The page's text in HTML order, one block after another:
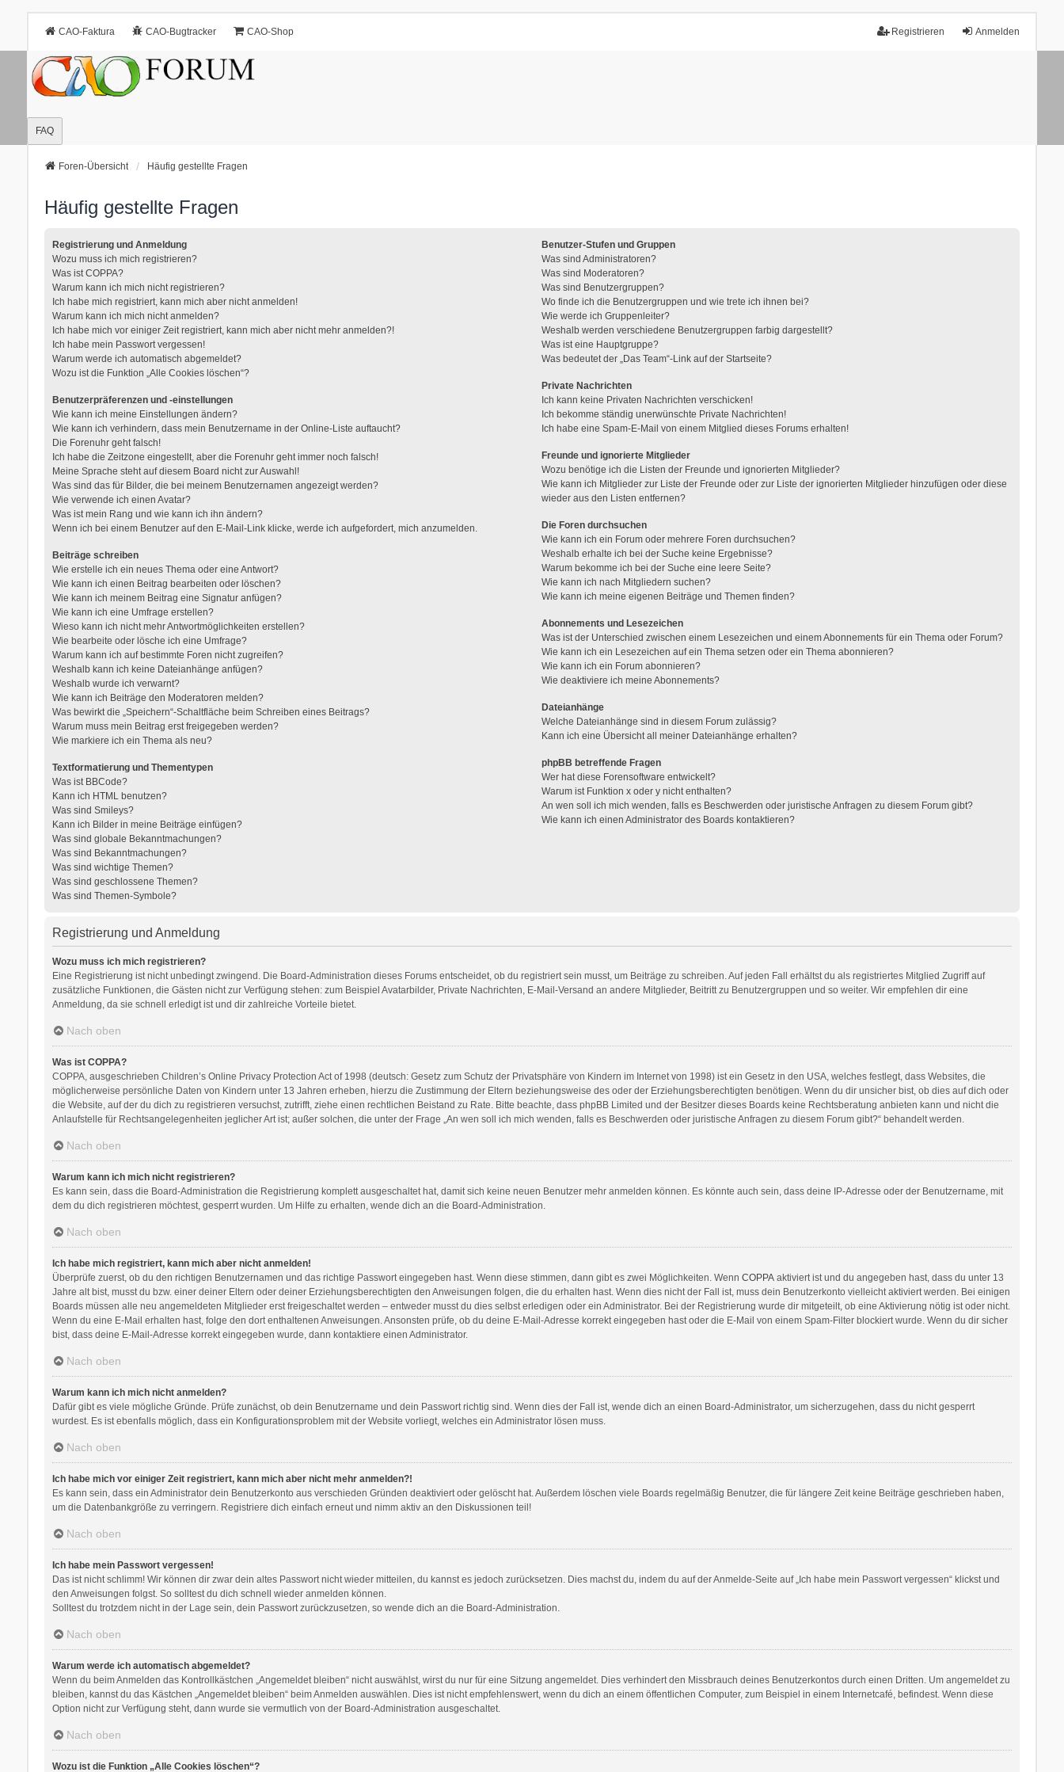
Anmelden
Registrieren
CAO-Faktura CAO-Bugtracker CAO-Shop
FAQ
Foren-Übersicht Häufig gestellte Fragen
Häufig gestellte Fragen
Registrierung und Anmeldung
Wozu muss ich mich registrieren?
Was ist COPPA?
Warum kann ich mich nicht registrieren?
Ich habe mich registriert, kann mich aber nicht anmelden!
Warum kann ich mich nicht anmelden?
Ich habe mich vor einiger Zeit registriert, kann mich aber nicht mehr anmelden?!
Ich habe mein Passwort vergessen!
Warum werde ich automatisch abgemeldet?
Wozu ist die Funktion „Alle Cookies löschen“?
Benutzerpräferenzen und -einstellungen
Wie kann ich meine Einstellungen ändern?
Wie kann ich verhindern, dass mein Benutzername in der Online-Liste auftaucht?
Die Forenuhr geht falsch!
Ich habe die Zeitzone eingestellt, aber die Forenuhr geht immer noch falsch!
Meine Sprache steht auf diesem Board nicht zur Auswahl!
Was sind das für Bilder, die bei meinem Benutzernamen angezeigt werden?
Wie verwende ich einen Avatar?
Was ist mein Rang und wie kann ich ihn ändern?
Wenn ich bei einem Benutzer auf den E-Mail-Link klicke, werde ich aufgefordert, mich anzumelden.
Beiträge schreiben
Wie erstelle ich ein neues Thema oder eine Antwort?
Wie kann ich einen Beitrag bearbeiten oder löschen?
Wie kann ich meinem Beitrag eine Signatur anfügen?
Wie kann ich eine Umfrage erstellen?
Wieso kann ich nicht mehr Antwortmöglichkeiten erstellen?
Wie bearbeite oder lösche ich eine Umfrage?
Warum kann ich auf bestimmte Foren nicht zugreifen?
Weshalb kann ich keine Dateianhänge anfügen?
Weshalb wurde ich verwarnt?
Wie kann ich Beiträge den Moderatoren melden?
Was bewirkt die „Speichern“-Schaltfläche beim Schreiben eines Beitrags?
Warum muss mein Beitrag erst freigegeben werden?
Wie markiere ich ein Thema als neu?
Textformatierung und Thementypen
Was ist BBCode?
Kann ich HTML benutzen?
Was sind Smileys?
Kann ich Bilder in meine Beiträge einfügen?
Was sind globale Bekanntmachungen?
Was sind Bekanntmachungen?
Was sind wichtige Themen?
Was sind geschlossene Themen?
Was sind Themen-Symbole?
Benutzer-Stufen und Gruppen
Was sind Administratoren?
Was sind Moderatoren?
Was sind Benutzergruppen?
Wo finde ich die Benutzergruppen und wie trete ich ihnen bei?
Wie werde ich Gruppenleiter?
Weshalb werden verschiedene Benutzergruppen farbig dargestellt?
Was ist eine Hauptgruppe?
Was bedeutet der „Das Team“-Link auf der Startseite?
Private Nachrichten
Ich kann keine Privaten Nachrichten verschicken!
Ich bekomme ständig unerwünschte Private Nachrichten!
Ich habe eine Spam-E-Mail von einem Mitglied dieses Forums erhalten!
Freunde und ignorierte Mitglieder
Wozu benötige ich die Listen der Freunde und ignorierten Mitglieder?
Wie kann ich Mitglieder zur Liste der Freunde oder zur Liste der ignorierten Mitglieder hinzufügen oder diese
wieder aus den Listen entfernen?
Die Foren durchsuchen
Wie kann ich ein Forum oder mehrere Foren durchsuchen?
Weshalb erhalte ich bei der Suche keine Ergebnisse?
Warum bekomme ich bei der Suche eine leere Seite?
Wie kann ich nach Mitgliedern suchen?
Wie kann ich meine eigenen Beiträge und Themen finden?
Abonnements und Lesezeichen
Was ist der Unterschied zwischen einem Lesezeichen und einem Abonnements für ein Thema oder Forum?
Wie kann ich ein Lesezeichen auf ein Thema setzen oder ein Thema abonnieren?
Wie kann ich ein Forum abonnieren?
Wie deaktiviere ich meine Abonnements?
Dateianhänge
Welche Dateianhänge sind in diesem Forum zulässig?
Kann ich eine Übersicht all meiner Dateianhänge erhalten?
phpBB betreffende Fragen
Wer hat diese Forensoftware entwickelt?
Warum ist Funktion x oder y nicht enthalten?
An wen soll ich mich wenden, falls es Beschwerden oder juristische Anfragen zu diesem Forum gibt?
Wie kann ich einen Administrator des Boards kontaktieren?
Registrierung und Anmeldung
Wozu muss ich mich registrieren?
Eine Registrierung ist nicht unbedingt zwingend. Die Board-Administration dieses Forums entscheidet, ob du registriert sein musst, um Beiträge zu schreiben. Auf jeden Fall erhältst du als registriertes Mitglied Zugriff auf
zusätzliche Funktionen, die Gästen nicht zur Verfügung stehen: zum Beispiel Avatarbilder, Private Nachrichten, E-Mail-Versand an andere Mitglieder, Beitritt zu Benutzergruppen und so weiter. Wir empfehlen dir eine
Anmeldung, da sie schnell erledigt ist und dir zahlreiche Vorteile bietet.
Nach oben
Was ist COPPA?
COPPA, ausgeschrieben Children’s Online Privacy Protection Act of 1998 (deutsch: Gesetz zum Schutz der Privatsphäre von Kindern im Internet von 1998) ist ein Gesetz in den USA, welches festlegt, dass Websites, die
möglicherweise persönliche Daten von Kindern unter 13 Jahren erheben, hierzu die Zustimmung der Eltern beziehungsweise des oder der Erziehungsberechtigten benötigen. Wenn du dir unsicher bist, ob dies auf dich oder
die Website, auf der du dich zu registrieren versuchst, zutrifft, ziehe einen rechtlichen Beistand zu Rate. Bitte beachte, dass phpBB Limited und der Besitzer dieses Boards keine Rechtsberatung anbieten kann und nicht die
Anlaufstelle für Rechtsangelegenheiten jeglicher Art ist; außer solchen, die unter der Frage „An wen soll ich mich wenden, falls es Beschwerden oder juristische Anfragen zu diesem Forum gibt?“ behandelt werden.
Nach oben
Warum kann ich mich nicht registrieren?
Es kann sein, dass die Board-Administration die Registrierung komplett ausgeschaltet hat, damit sich keine neuen Benutzer mehr anmelden können. Es könnte auch sein, dass deine IP-Adresse oder der Benutzername, mit
dem du dich registrieren möchtest, gesperrt wurden. Um Hilfe zu erhalten, wende dich an die Board-Administration.
Nach oben
Ich habe mich registriert, kann mich aber nicht anmelden!
Überprüfe zuerst, ob du den richtigen Benutzernamen und das richtige Passwort eingegeben hast. Wenn diese stimmen, dann gibt es zwei Möglichkeiten. Wenn COPPAaktiviert ist und du angegeben hast, dass du unter 13
Jahre alt bist, musst du bzw. einer deiner Eltern oder deiner Erziehungsberechtigten den Anweisungen folgen, die du erhalten hast. Wenn dies nicht der Fall ist, muss dein Benutzerkonto vielleicht aktiviert werden. Bei einigen
Boards müssen alle neu angemeldeten Mitglieder erst freigeschaltet werden – entweder musst du dies selbst erledigen oder ein Administrator. Bei der Registrierung wurde dir mitgeteilt, ob eine Aktivierung nötig ist oder nicht.
Wenn du eine E-Mail erhalten hast, folge den dort enthaltenen Anweisungen. Ansonsten prüfe, ob du deine E-Mail-Adresse korrekt eingegeben hast oder die E-Mail von einem Spam-Filter blockiert wurde. Wenn du dir sicher
bist, dass deine E-Mail-Adresse korrekt eingegeben wurde, dann kontaktiere einen Administrator.
Nach oben
Warum kann ich mich nicht anmelden?
Dafür gibt es viele mögliche Gründe. Prüfe zunächst, ob dein Benutzername und dein Passwort richtig sind. Wenn dies der Fall ist, wende dich an einen Board-Administrator, um sicherzugehen, dass du nicht gesperrt
wurdest. Es ist ebenfalls möglich, dass ein Konfigurationsproblem mit der Website vorliegt, welches ein Administrator lösen muss.
Nach oben
Ich habe mich vor einiger Zeit registriert, kann mich aber nicht mehr anmelden?!
Es kann sein, dass ein Administrator dein Benutzerkonto aus verschieden Gründen deaktiviert oder gelöscht hat. Außerdem löschen viele Boards regelmäßig Benutzer, die für längere Zeit keine Beiträge geschrieben haben,
um die Datenbankgröße zu verringern. Registriere dich einfach erneut und nimm aktiv an den Diskussionen teil!
Nach oben
Ich habe mein Passwort vergessen!
Das ist nicht schlimm! Wir können dir zwar dein altes Passwort nicht wieder mitteilen, du kannst es jedoch zurücksetzen. Dies machst du, indem du auf der Anmelde-Seite auf „Ich habe mein Passwort vergessen“ klickst und
den Anweisungen folgst. So solltest du dich schnell wieder anmelden können.
Solltest du trotzdem nicht in der Lage sein, dein Passwort zurückzusetzen, so wende dich an die Board-Administration.
Nach oben
Warum werde ich automatisch abgemeldet?
Wenn du beim Anmelden das Kontrollkästchen „Angemeldet bleiben“ nicht auswählst, wirst du nur für eine Sitzung angemeldet. Dies verhindert den Missbrauch deines Benutzerkontos durch einen Dritten. Um angemeldet zu
bleiben, kannst du das Kästchen „Angemeldet bleiben“ beim Anmelden auswählen. Dies ist nicht empfehlenswert, wenn du dich an einem öffentlichen Computer, zum Beispiel in einem Internetcafé, befindest. Wenn diese
Option nicht zur Verfügung steht, dann wurde sie vermutlich von der Board-Administration ausgeschaltet.
Nach oben
Wozu ist die Funktion „Alle Cookies löschen“?